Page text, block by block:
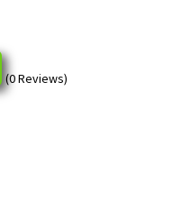
(0 Reviews)